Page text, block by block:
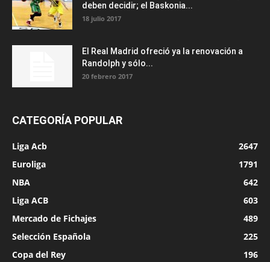
deben decidir; el Baskonia...
18 julio 2017
El Real Madrid ofreció ya la renovación a
Randolph y sólo...
20 febrero 2017
CATEGORÍA POPULAR
Liga Acb
2647
Euroliga
1791
NBA
642
Liga ACB
603
Mercado de Fichajes
489
Selección Española
225
Copa del Rey
196